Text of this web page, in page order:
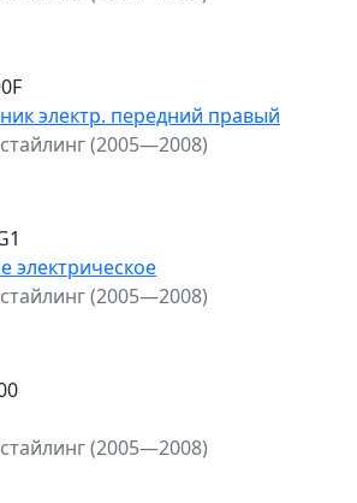
электр. передний правый
(2005—2008)
электрическое
(2005—2008)
(2005—2008)